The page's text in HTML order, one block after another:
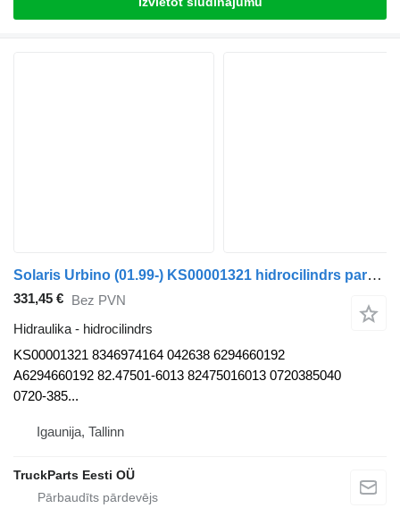
Solaris Urbino (01.99-) KS00001321 hidrocilindrs paredzēts Solaris Urbino, Alpino, Vacanza (1999-) autobusa
331,45 € Bez PVN
Hidraulika - hidrocilindrs
KS00001321 8346974164 042638 6294660192
A6294660192 82.47501-6013 82475016013 0720385040
0720-385...
Igaunija, Tallinn
TruckParts Eesti OÜ